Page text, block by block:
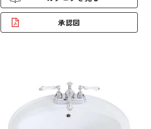
承認図